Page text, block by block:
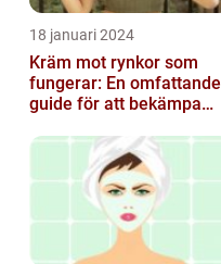
18 januari 2024
Kräm mot rynkor som
fungerar: En omfattande
guide för att bekämpa